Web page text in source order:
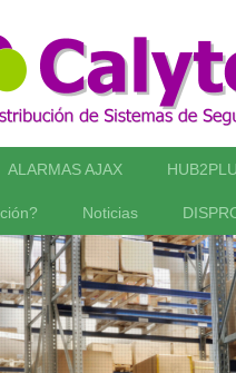
ALARMAS AJAX
Noticias